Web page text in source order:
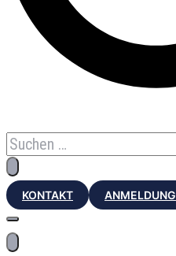
KONTAKT ANMELDUNG